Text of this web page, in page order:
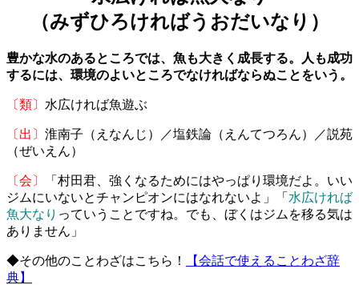
（みずひろければうおだいなり）
豊かな水のあるところでは、魚も大きく成長する。人も成功
するには、環境のよいところでなければならぬことをいう。
〔類〕 水広ければ魚遊ぶ
〔出〕 淮南子（えなんじ）／塩鉄論（えんてつろん）／説苑
（ぜいえん）
〔会〕
「村田君、強くなるためにはやっぱり環境だよ。いい
ジムにいないとチャンピオンにはなれないよ」「 水広ければ
魚大なり っていうことですね。でも、ぼくはジムを移る気は
ありません」
◆その他のことわざはこちら！
【会話で使えることわざ辞
典】